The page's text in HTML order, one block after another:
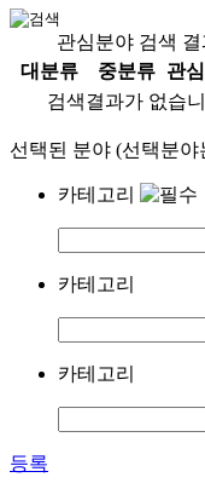
관심분야 검색 결
대분류
중분류
관
검색결과가 없습
선택된 분야 (선택분
카테고리
카테고리
카테고리
등록